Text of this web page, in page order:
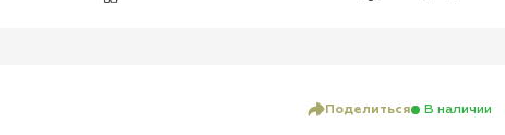
Поделиться В наличии